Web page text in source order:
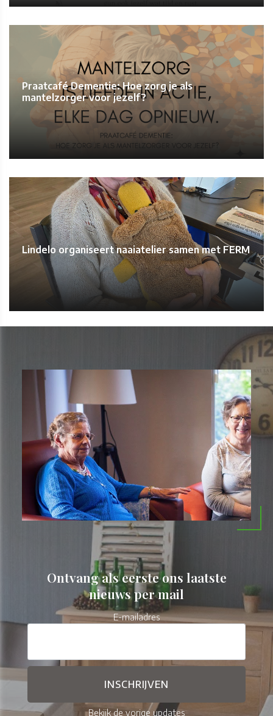
Praatcafé Dementie: Hoe zorg je als
mantelzorger voor jezelf?
Lindelo organiseert naaiatelier samen met FERM
Ontvang als eerste ons laatste
nieuws per mail
E-mailadres
Bekijk de vorige updates